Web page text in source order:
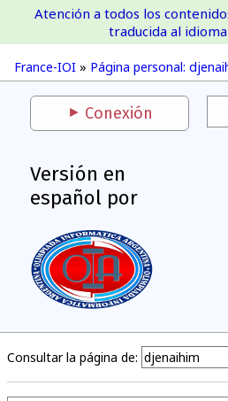
France-IOI » Página personal:
Atención a todos los
traducida al
Conexión
Versión en
español por
Consultar la página de: